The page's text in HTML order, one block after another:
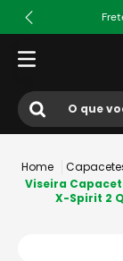
O que você
1º ls2
Viseira
X-Spirit 2